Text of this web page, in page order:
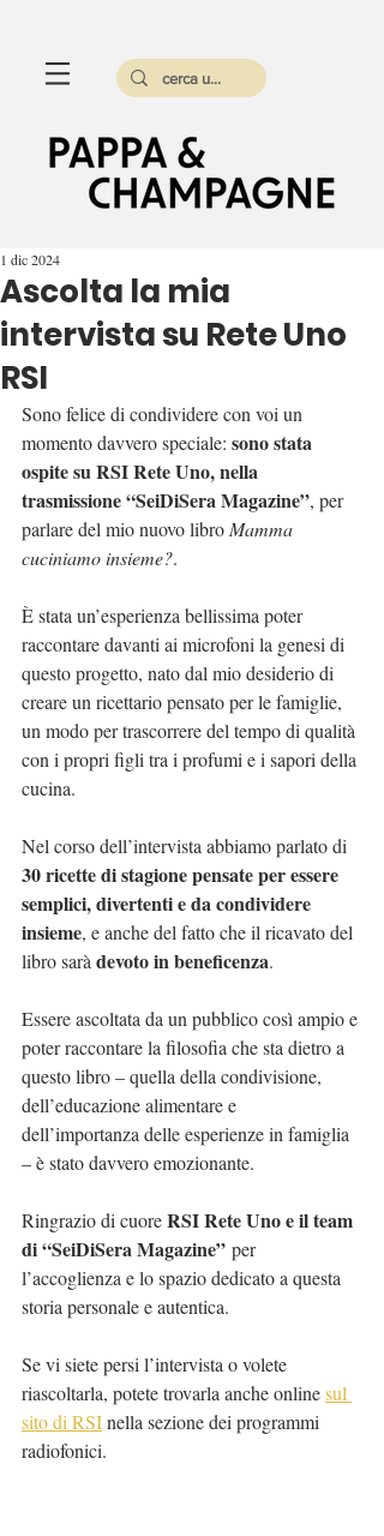
Ascolta la mia
intervista su Rete Uno
RSI
1 dic 2024
Sono felice di condividere con voi un
momento davvero speciale: sono stata
ospite su RSI Rete Uno, nella
trasmissione “SeiDiSera Magazine”, per
parlare del mio nuovo libro Mamma
cuciniamo insieme?.
È stata un’esperienza bellissima poter
raccontare davanti ai microfoni la genesi di
questo progetto, nato dal mio desiderio di
creare un ricettario pensato per le famiglie,
un modo per trascorrere del tempo di qualità
con i propri figli tra i profumi e i sapori della
cucina.
Nel corso dell’intervista abbiamo parlato di
30 ricette di stagione pensate per essere
semplici, divertenti e da condividere
insieme, e anche del fatto che il ricavato del
libro sarà devoto in beneficenza.
Essere ascoltata da un pubblico così ampio e
poter raccontare la filosofia che sta dietro a
questo libro – quella della condivisione,
dell’educazione alimentare e
dell’importanza delle esperienze in famiglia
– è stato davvero emozionante.
Ringrazio di cuore RSI Rete Uno e il team
di “SeiDiSera Magazine” per
l’accoglienza e lo spazio dedicato a questa
storia personale e autentica.
Se vi siete persi l’intervista o volete
riascoltarla, potete trovarla anche online sul
sito di RSI nella sezione dei programmi
radiofonici.